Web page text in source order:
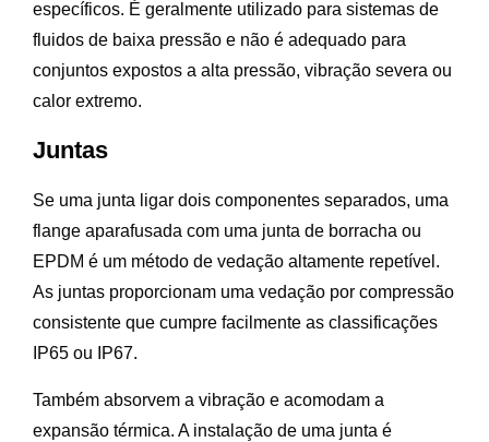
específicos. É geralmente utilizado para sistemas de
fluidos de baixa pressão e não é adequado para
conjuntos expostos a alta pressão, vibração severa ou
calor extremo.
Juntas
Se uma junta ligar dois componentes separados, uma
flange aparafusada com uma junta de borracha ou
EPDM é um método de vedação altamente repetível.
As juntas proporcionam uma vedação por compressão
consistente que cumpre facilmente as classificações
IP65 ou IP67.
Também absorvem a vibração e acomodam a
expansão térmica. A instalação de uma junta é